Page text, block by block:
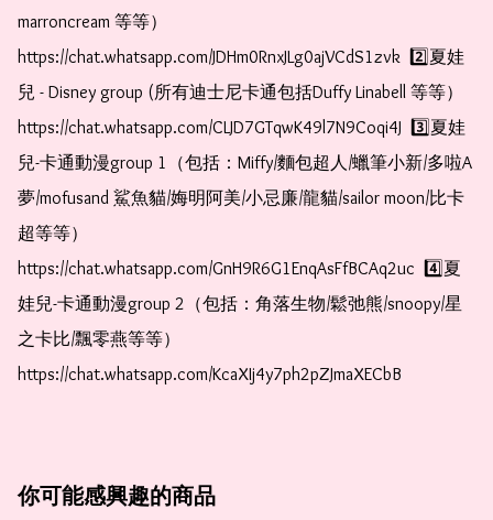
marroncream 等等）
https://chat.whatsapp.com/JDHm0RnxJLg0ajVCdS1zvk  2️⃣夏娃
兒 - Disney group (所有迪士尼卡通包括Duffy Linabell 等等）
https://chat.whatsapp.com/CLJD7GTqwK49l7N9Coqi4J  3️⃣夏娃
兒-卡通動漫group 1（包括：Miffy/麵包超人/蠟筆小新/多啦A
夢/mofusand 鯊魚貓/娒明阿美/小忌廉/龍貓/sailor moon/比卡
超等等）
https://chat.whatsapp.com/GnH9R6G1EnqAsFfBCAq2uc  4️⃣夏
娃兒-卡通動漫group 2（包括：角落生物/鬆弛熊/snoopy/星
之卡比/飄零燕等等）
https://chat.whatsapp.com/KcaXIj4y7ph2pZJmaXECbB
你可能感興趣的商品